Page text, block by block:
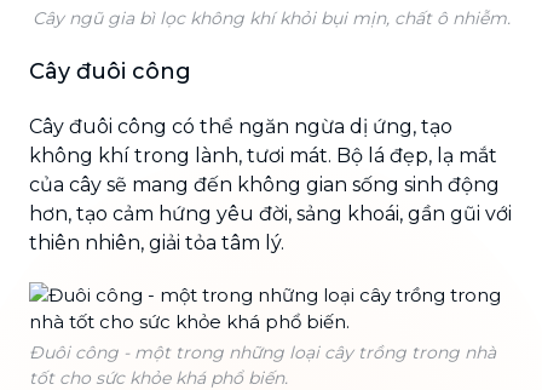
Cây ngũ gia bì lọc không khí khỏi bụi mịn, chất ô nhiễm.
Cây đuôi công
Cây đuôi công có thể ngăn ngừa dị ứng, tạo
không khí trong lành, tươi mát. Bộ lá đẹp, lạ mắt
của cây sẽ mang đến không gian sống sinh động
hơn, tạo cảm hứng yêu đời, sảng khoái, gần gũi với
thiên nhiên, giải tỏa tâm lý.
Đuôi công - một trong những loại cây trồng trong nhà
tốt cho sức khỏe khá phổ biến.